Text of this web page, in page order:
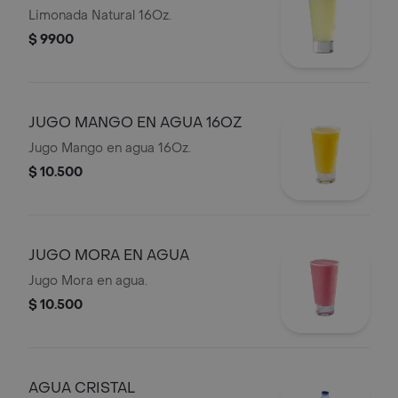
Limonada Natural 16Oz.
$ 9900
JUGO MANGO EN AGUA 16OZ
Jugo Mango en agua 16Oz.
$ 10.500
JUGO MORA EN AGUA
Jugo Mora en agua.
$ 10.500
AGUA CRISTAL